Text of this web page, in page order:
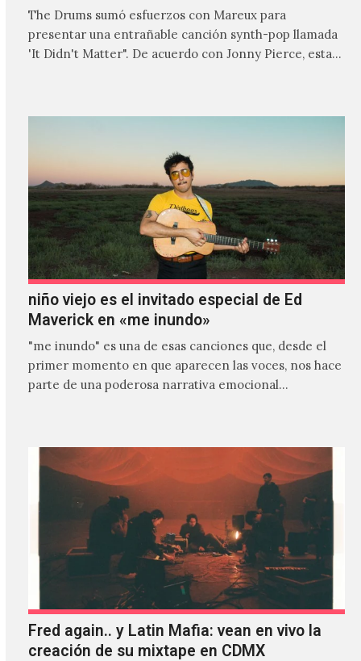
The Drums sumó esfuerzos con Mareux para
presentar una entrañable canción synth-pop llamada
'It Didn't Matter". De acuerdo con Jonny Pierce, esta
niño viejo es el invitado especial de Ed
Maverick en «me inundo»
"me inundo" es una de esas canciones que, desde el
primer momento en que aparecen las voces, nos hace
parte de una poderosa narrativa emocional…
Fred again.. y Latin Mafia: vean en vivo la
creación de su mixtape en CDMX